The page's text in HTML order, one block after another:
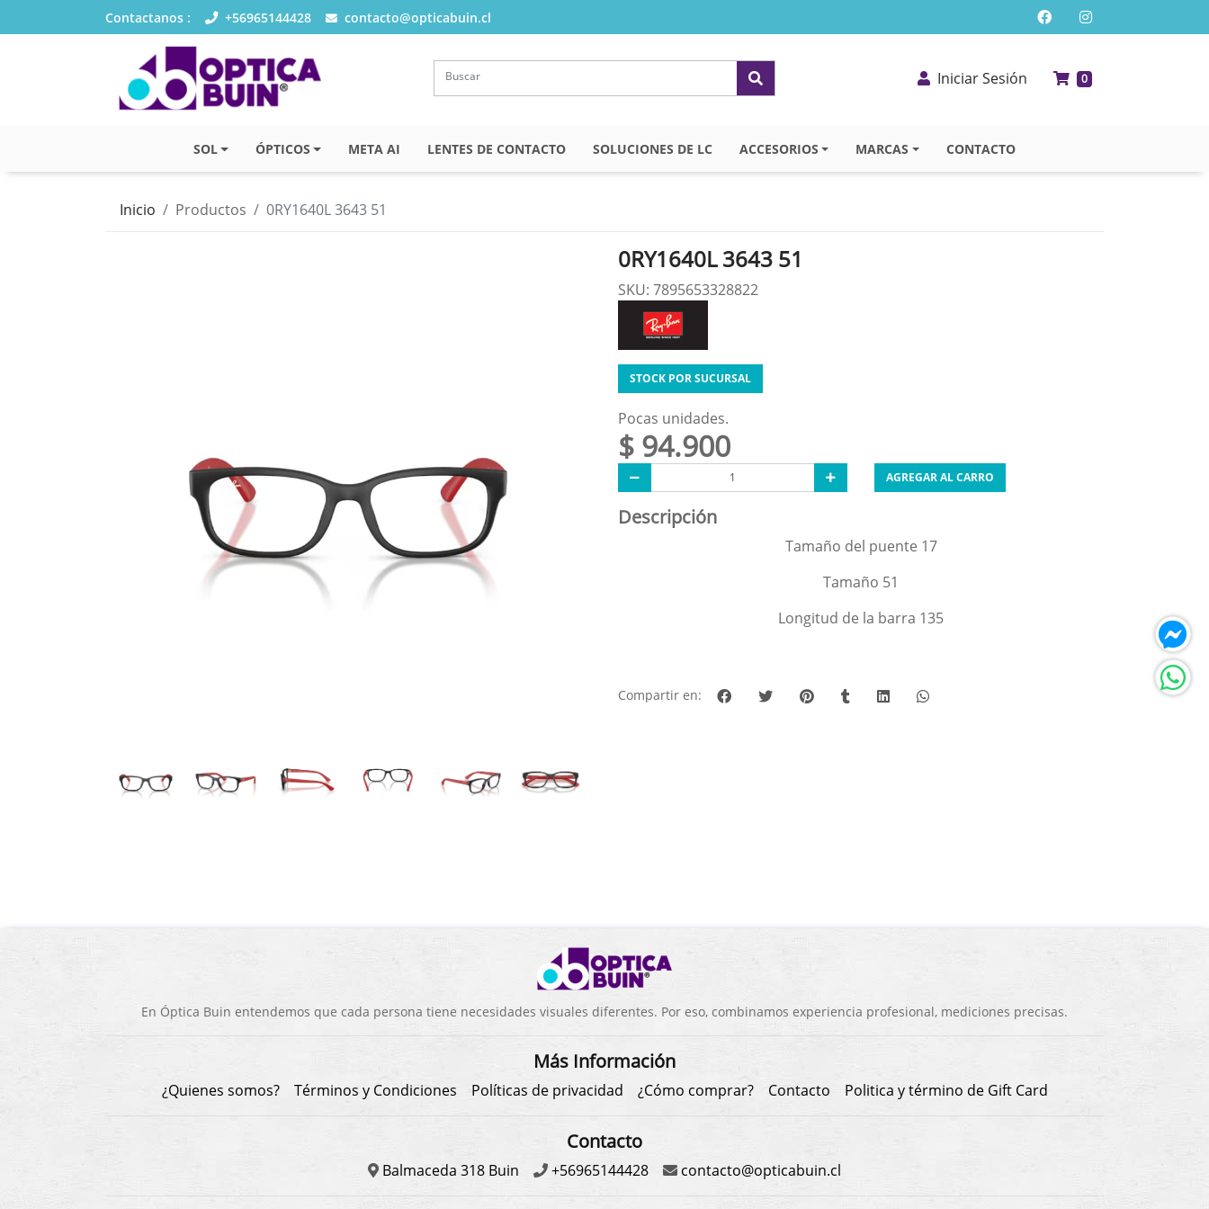
Contactanos : +56965144428 contacto@opticabuin.cl
Iniciar Sesión 0
SOL ÓPTICOS META AI LENTES DE CONTACTO SOLUCIONES DE LC ACCESORIOS MARCAS CONTACTO
Inicio Productos 0RY1640L 3643 51
0RY1640L 3643 51
SKU: 7895653328822
STOCK POR SUCURSAL
Pocas unidades.
$ 94.900
AGREGAR AL CARRO
Descripción
Tamaño del puente 17
Tamaño 51
Longitud de la barra 135
Compartir en:
En Óptica Buin entendemos que cada persona tiene necesidades visuales diferentes. Por eso, combinamos experiencia profesional, mediciones precisas.
Más Información
¿Quienes somos? Términos y Condiciones Políticas de privacidad ¿Cómo comprar? Contacto Politica y término de Gift Card
Contacto
Balmaceda 318 Buin +56965144428 contacto@opticabuin.cl